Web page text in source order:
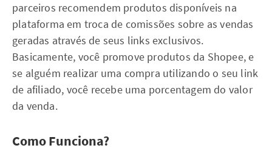
parceiros recomendem produtos disponíveis na
plataforma em troca de comissões sobre as vendas
geradas através de seus links exclusivos.
Basicamente, você promove produtos da Shopee, e
se alguém realizar uma compra utilizando o seu link
de afiliado, você recebe uma porcentagem do valor
da venda.
Como Funciona?